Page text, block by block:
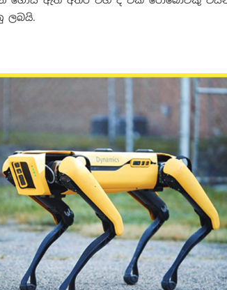
ලබයි.